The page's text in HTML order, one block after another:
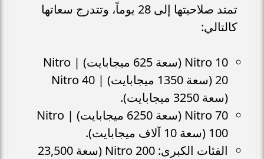
تمتد صلاحيتها إلى 28 يوماً، وتتدرج سعاتها
كالتالي:
Nitro 10 (سعة 625 ميجابايت) | Nitro
20 (سعة 1350 ميجابايت) | Nitro 40
(سعة 3250 ميجابايت).
Nitro 70 (سعة 6250 ميجابايت) | Nitro
100 (سعة 10 آلاف ميجابايت).
الفئات الكبرى: Nitro 200 (سعة 23,500